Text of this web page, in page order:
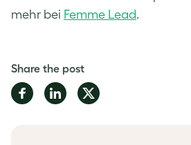
mehr bei Femme Lead.
Share the post
Share
on
Share
on
Share
on